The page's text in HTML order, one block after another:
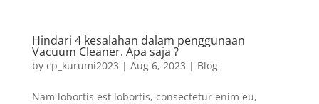
Hindari 4 kesalahan dalam penggunaan
Vacuum Cleaner. Apa saja ?
by cp_kurumi2023 | Aug 6, 2023 | Blog
Nam lobortis est lobortis, consectetur enim eu,